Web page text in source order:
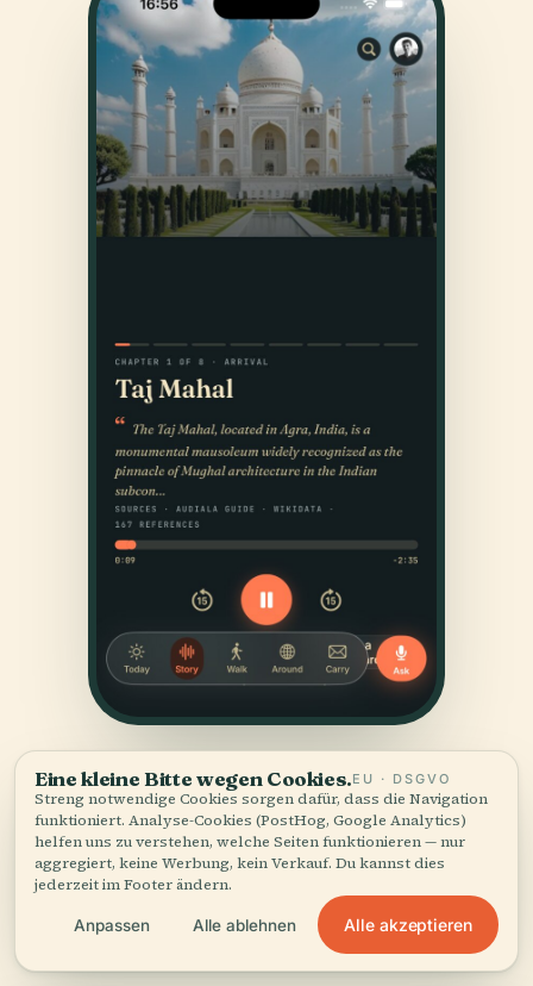
QUELLEN
Geprüft und gezeigt.
Eine kleine Bitte wegen Cookies.EU · DSGVO
Streng notwendige Cookies sorgen dafür, dass die Navigation
funktioniert. Analyse-Cookies (PostHog, Google Analytics)
helfen uns zu verstehen, welche Seiten funktionieren — nur
aggregiert, keine Werbung, kein Verkauf. Du kannst dies
jederzeit im Footer ändern.
Anpassen Alle ablehnen Alle akzeptieren